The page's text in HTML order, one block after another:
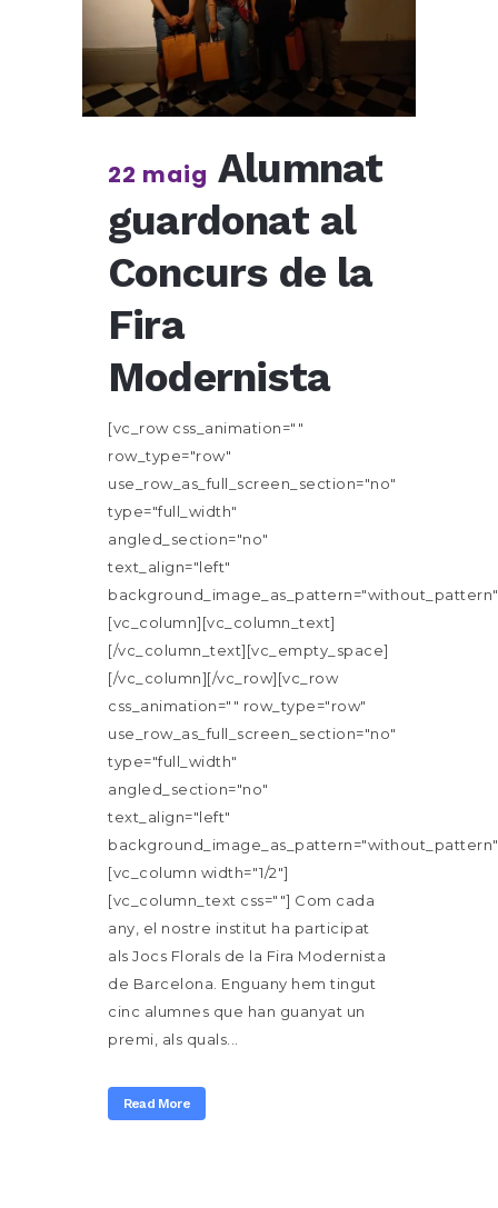
22 maig Alumnat
guardonat al
Concurs de la
Fira
Modernista
[vc_row css_animation=""
row_type="row"
use_row_as_full_screen_section="no"
type="full_width"
angled_section="no"
text_align="left"
[vc_column][vc_column_text]
[/vc_column_text][vc_empty_space]
[/vc_column][/vc_row][vc_row
css_animation="" row_type="row"
use_row_as_full_screen_section="no"
type="full_width"
angled_section="no"
text_align="left"
[vc_column width="1/2"]
[vc_column_text css=""] Com cada
any, el nostre institut ha participat
als Jocs Florals de la Fira Modernista
de Barcelona. Enguany hem tingut
cinc alumnes que han guanyat un
premi, als quals...
Read More